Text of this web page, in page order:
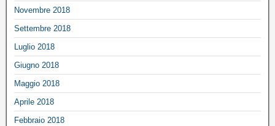
Novembre 2018
Settembre 2018
Luglio 2018
Giugno 2018
Maggio 2018
Aprile 2018
Febbraio 2018